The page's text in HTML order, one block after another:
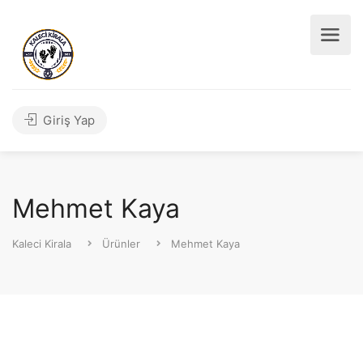
Giriş Yap
Mehmet Kaya
Kaleci Kirala Ürünler Mehmet Kaya